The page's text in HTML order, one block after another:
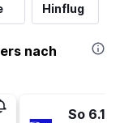
Hinflug
nach
So 6.12.